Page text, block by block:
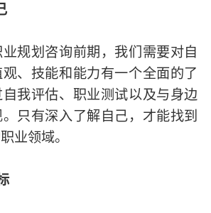
规划咨询前期，我们需要对自
、技能和能力有一个全面的了
我评估、职业测试以及与身边
只有深入了解自己，才能找到
业领域。